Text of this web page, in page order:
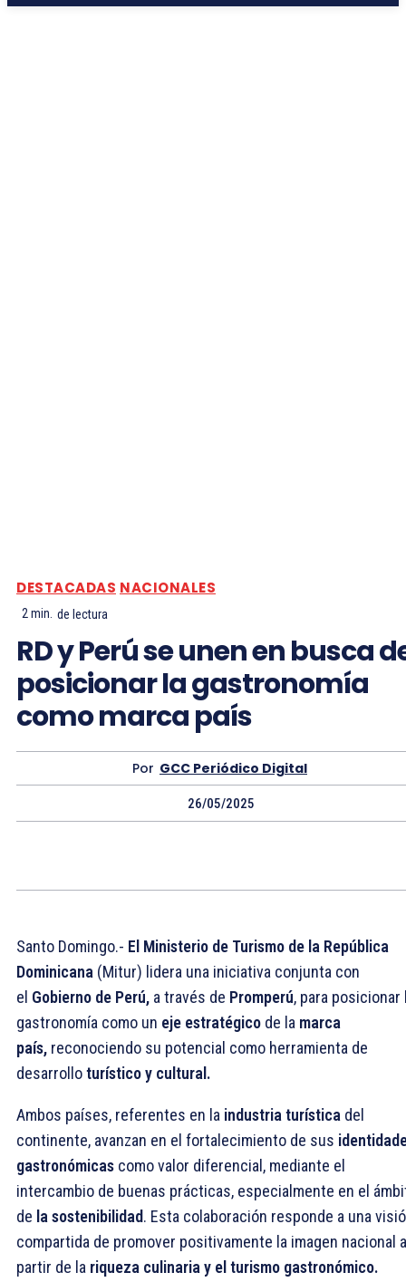
DESTACADAS NACIONALES
2min. de lectura
RD y Perú se unen en busca
posicionar la gastronomía
como marca país
Por GCC Periódico Digital
26/05/2025
Santo Domingo.- El Ministerio de Turismo de la República
Dominicana (Mitur) lidera una iniciativa conjunta con
el Gobierno de Perú, a través de Promperú, para posicionar
gastronomía como un eje estratégico de la marca
país, reconociendo su potencial como herramienta de
desarrolloturístico y cultural.
Ambos países, referentes en la industria turística del
continente, avanzan en el fortalecimiento de sus
gastronómicas como valor diferencial, mediante el
intercambio de buenas prácticas, especialmente en el
de la sostenibilidad. Esta colaboración responde a una
compartida de promover positivamente la imagen nacional a
partir de la riqueza culinaria y el turismo gastronómico.